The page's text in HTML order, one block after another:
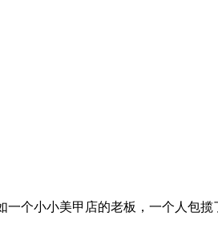
个小小美甲店的老板，一个人包